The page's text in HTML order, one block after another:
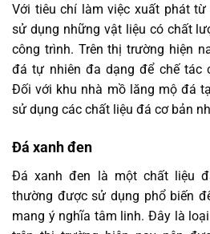
Với tiêu chí làm việc xuất phát từ
sử dụng những vật liệu có chất
công trình. Trên thị trường hiện
đá tự nhiên đa dạng để chế tác
Đối với khu nhà mồ lăng mộ đá
sử dụng các chất liệu đá cơ bản
Đá xanh đen
Đá xanh đen là một chất liệu
thường được sử dụng phổ biến
mang ý nghĩa tâm linh. Đây là